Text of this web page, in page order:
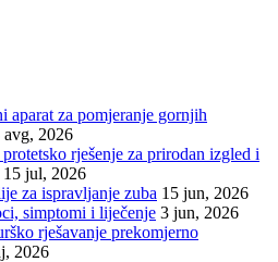
aparat za pomjeranje gornjih
avg, 2026
rješenje za prirodan izgled i
15 jul, 2026
za ispravljanje zuba 15 jun, 2026
simptomi i liječenje 3 jun, 2026
rješavanje prekomjerno
2026